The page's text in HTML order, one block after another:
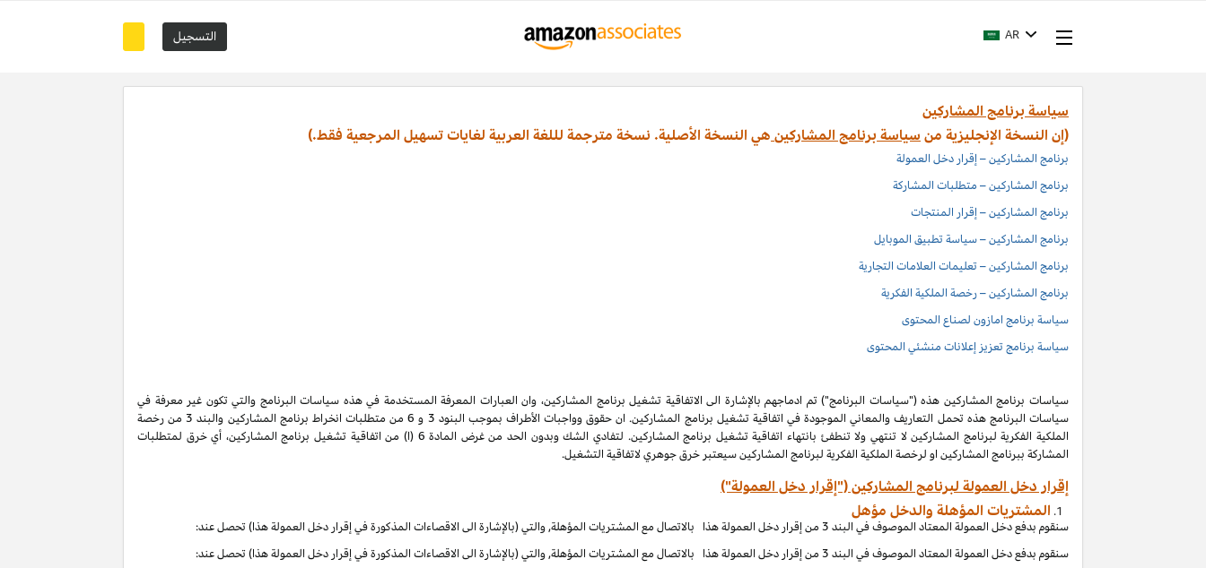
التسجيل AR
سياسة برنامج المشاركين
(إن النسخة الإنجليزية منسياسة برنامج المشاركين هي النسخة الأصلية. نسخة مترجمة لللغة العربية لغايات تسهيل المرجعية فقط.)
برنامج المشاركين – إقرار دخل العمولة
برنامج المشاركين – متطلبات المشاركة
برنامج المشاركين – إقرار المنتجات
برنامج المشاركين – سياسة تطبيق الموبايل
برنامج المشاركين – تعليمات العلامات التجارية
برنامج المشاركين – رخصة الملكية الفكرية
سياسة برنامج امازون لصناع المحتوى
سياسة برنامج تعزيز إعلانات منشئي المحتوى
سياسات برنامج المشاركين هذه ("سياسات البرنامج") تم ادماجهم بالإشارة الى الاتفاقية تشغيل برنامج المشاركين، وان العبارات المعرفة المستخدمة في هذه سياسات البرنامج والتي تكون غير معرفة في
سياسات البرنامج هذه تحمل التعاريف والمعاني الموجودة في اتفاقية تشغيل برنامج المشاركين. ان حقوق وواجبات الأطراف بموجب البنود 3 و 6 من متطلبات انخراط برنامج المشاركين والبند 3 من رخصة
الملكية الفكرية لبرنامج المشاركين لا تنتهي ولا تنطفئ بانتهاء اتفاقية تشغيل برنامج المشاركين. لتفادي الشك وبدون الحد من غرض المادة 6 (ا) من اتفاقية تشغيل برنامج المشاركين، أي خرق لمتطلبات
المشاركة ببرنامج المشاركين او لرخصة الملكية الفكرية لبرنامج المشاركين سيعتبر خرق جوهري لاتفاقية التشغيل.
إقرار دخل العمولة لبرنامج المشاركين ("إقرار دخل العمولة")
المشتريات المؤهلة والدخل مؤهل
سنقوم بدفع دخل العمولة المعتاد الموصوف في البند 3 من إقرار دخل العمولة هذا بالاتصال مع المشتريات المؤهلة, والتي (بالإشارة الى الاقصاءات المذكورة في إقرار دخل العمولة هذا) تحصل عند:
سنقوم بدفع دخل العمولة المعتاد الموصوف في البند 3 من إقرار دخل العمولة هذا بالاتصال مع المشتريات المؤهلة, والتي (بالإشارة الى الاقصاءات المذكورة في إقرار دخل العمولة هذا) تحصل عند: